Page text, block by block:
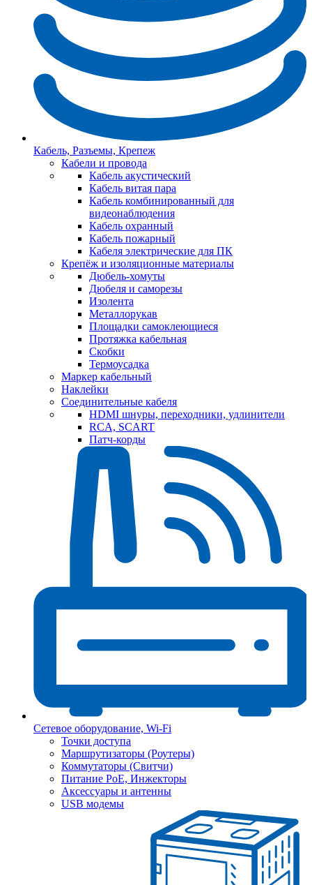
Кабель, Разъемы, Крепеж
Кабели и провода
Кабель акустический
Кабель витая пара
Кабель комбинированный для
видеонаблюдения
Кабель охранный
Кабель пожарный
Кабеля электрические для ПК
Крепёж и изоляционные материалы
Дюбель-хомуты
Дюбеля и саморезы
Изолента
Металлорукав
Площадки самоклеющиеся
Протяжка кабельная
Скобки
Термоусадка
Маркер кабельный
Наклейки
Соединительные кабеля
HDMI шнуры, переходники, удлинители
RCA, SCART
Патч-корды
Сетевое оборудование, Wi-Fi
Точки доступа
Маршрутизаторы (Роутеры)
Коммутаторы (Свитчи)
Питание PoE, Инжекторы
Аксессуары и антенны
USB модемы